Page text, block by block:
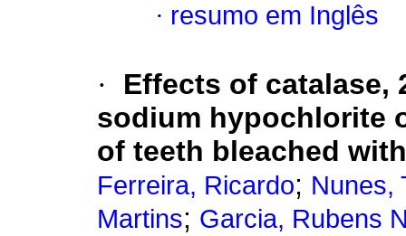
· resumo em Inglês
·
Effects of catalase,
sodium hypochlorite
of teeth bleached
Ferreira, Ricardo; Nunes,
Martins; Garcia, Rubens